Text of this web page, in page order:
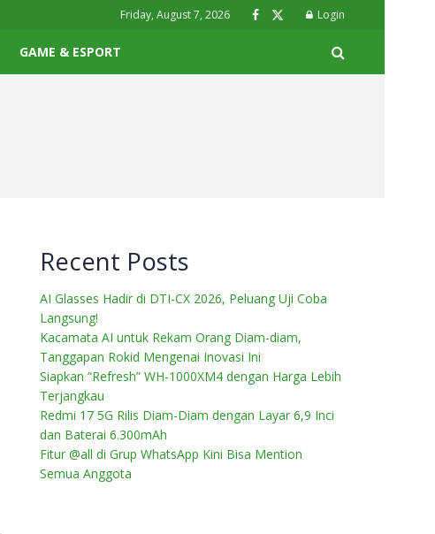
Friday, August 7, 2026 Login
GAME & ESPORT
Recent Posts
AI Glasses Hadir di DTI-CX 2026, Peluang Uji Coba
Langsung!
Kacamata AI untuk Rekam Orang Diam-diam,
Tanggapan Rokid Mengenai Inovasi Ini
Siapkan “Refresh” WH-1000XM4 dengan Harga Lebih
Terjangkau
Redmi 17 5G Rilis Diam-Diam dengan Layar 6,9 Inci
dan Baterai 6.300mAh
Fitur @all di Grup WhatsApp Kini Bisa Mention
Semua Anggota